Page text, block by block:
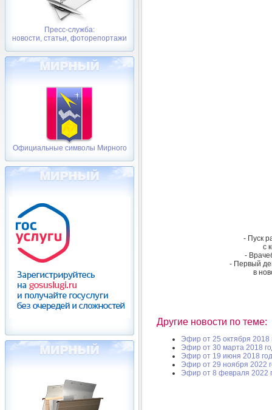
Пресс-служба:
новости, статьи, фоторепортажи
Официальные символы Мирного
- Пуск
с
-
- Первый
в
Другие новости по теме:
Эфир от 25 октября 2018
Эфир от 30 марта 2018
Эфир от 19 июня 2018
Эфир от 29 ноября 2022
Эфир от 8 февраля 2022